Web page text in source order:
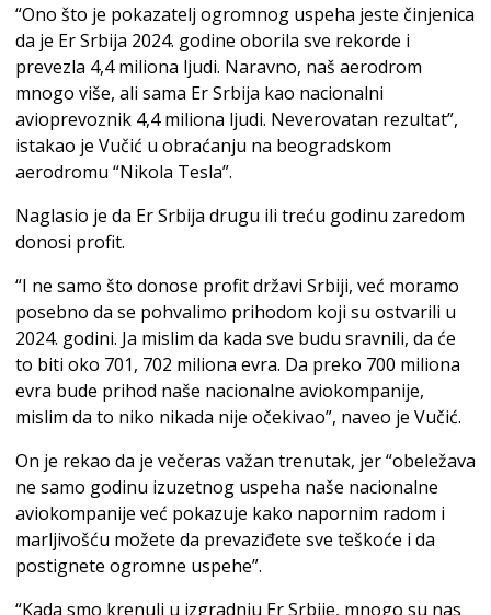
“Ono što je pokazatelj ogromnog uspeha jeste činjenica
da je Er Srbija 2024. godine oborila sve rekorde i
prevezla 4,4 miliona ljudi. Naravno, naš aerodrom
mnogo više, ali sama Er Srbija kao nacionalni
avioprevoznik 4,4 miliona ljudi. Neverovatan rezultat”,
istakao je Vučić u obraćanju na beogradskom
aerodromu “Nikola Tesla”.
Naglasio je da Er Srbija drugu ili treću godinu zaredom
donosi profit.
“I ne samo što donose profit državi Srbiji, već moramo
posebno da se pohvalimo prihodom koji su ostvarili u
2024. godini. Ja mislim da kada sve budu sravnili, da će
to biti oko 701, 702 miliona evra. Da preko 700 miliona
evra bude prihod naše nacionalne aviokompanije,
mislim da to niko nikada nije očekivao”, naveo je Vučić.
On je rekao da je večeras važan trenutak, jer “obeležava
ne samo godinu izuzetnog uspeha naše nacionalne
aviokompanije već pokazuje kako napornim radom i
marljivošću možete da prevaziđete sve teškoće i da
postignete ogromne uspehe”.
“Kada smo krenuli u izgradnju Er Srbije, mnogo su nas